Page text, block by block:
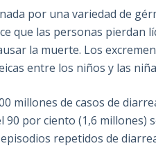
por una variedad de
que las personas pierdan
la muerte. Los
entre los niños y las
millones de casos de
90 por ciento (1,6 millones)
repetidos de